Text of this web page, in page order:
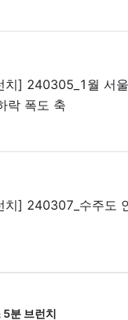
치] 240305_1월 서
락 폭도 축
치] 240307_수주도
5분 브런치